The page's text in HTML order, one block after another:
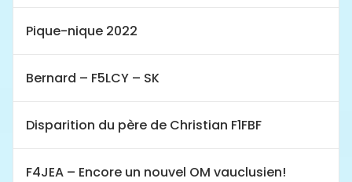
Pique-nique 2022
Bernard – F5LCY – SK
Disparition du père de Christian F1FBF
F4JEA – Encore un nouvel OM vauclusien!